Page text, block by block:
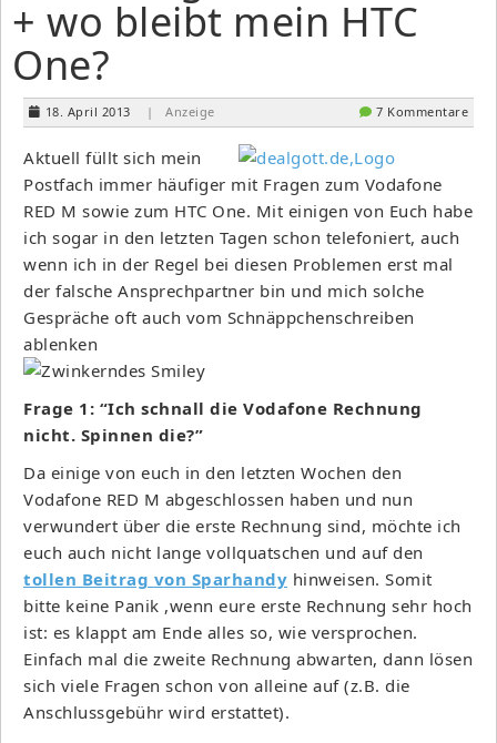
+ wo bleibt mein HTC
One?
18. April 2013 | Anzeige 7 Kommentare
Aktuell füllt sich mein
Postfach immer häufiger mit Fragen zum Vodafone
RED M sowie zum HTC One. Mit einigen von Euch habe
ich sogar in den letzten Tagen schon telefoniert, auch
wenn ich in der Regel bei diesen Problemen erst mal
der falsche Ansprechpartner bin und mich solche
Gespräche oft auch vom Schnäppchenschreiben
ablenken
Frage 1: “Ich schnall die Vodafone Rechnung
nicht. Spinnen die?”
Da einige von euch in den letzten Wochen den
Vodafone RED M abgeschlossen haben und nun
verwundert über die erste Rechnung sind, möchte ich
euch auch nicht lange vollquatschen und auf den
tollen Beitrag von Sparhandy hinweisen. Somit
bitte keine Panik ,wenn eure erste Rechnung sehr hoch
ist: es klappt am Ende alles so, wie versprochen.
Einfach mal die zweite Rechnung abwarten, dann lösen
sich viele Fragen schon von alleine auf (z.B. die
Anschlussgebühr wird erstattet).